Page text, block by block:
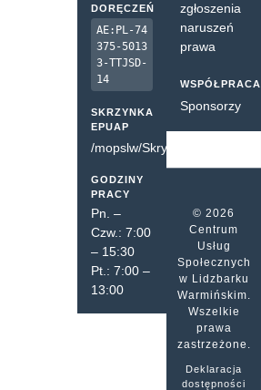
DORĘCZEŃ
AE:PL-74
375-5013
3-TTJSD-
14
SKRZYNKA
EPUAP
/mopslw/SkrytkaESP
GODZINY
PRACY
Pn. –
Czw.: 7:00
– 15:30
Pt.: 7:00 –
13:00
zgłoszenia
naruszeń
prawa
WSPÓŁPRACA
Sponsorzy
© 2026
Centrum
Usług
Społecznych
w Lidzbarku
Warmińskim.
Wszelkie
prawa
zastrzeżone.
Deklaracja
dostępności